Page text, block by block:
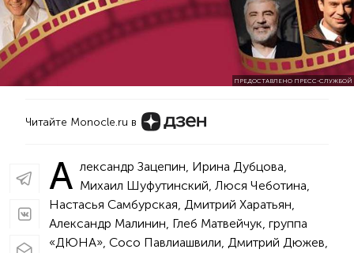
ПРЕДОСТАВЛЕНО ПРЕСС-СЛУЖБОЙ
Читайте Monocle.ru в
А лександр Зацепин, Ирина Дубцова,
Михаил Шуфутинский, Люся Чеботина,
Настасья Самбурская, Дмитрий Харатьян,
Александр Малинин, Глеб Матвейчук, группа
«ДЮНА», Сосо Павлиашвили, Дмитрий Дюжев,